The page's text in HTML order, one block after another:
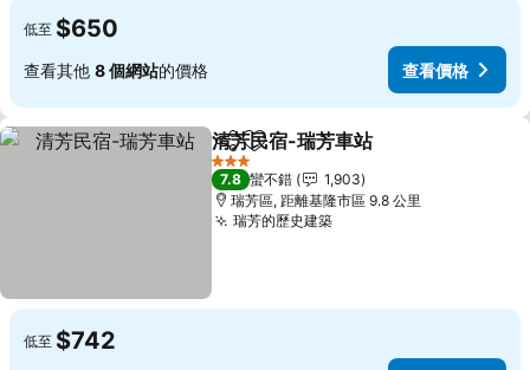
低至 $650
查看其他 8 個網站的價格 查看價格
分享 加入我的最愛
清芳民宿-瑞芳車站
3 星級
7.8 蠻不錯
1,903
瑞芳區, 距離基隆市區 9.8 公里
瑞芳的歷史建築查看價格
低至 $742